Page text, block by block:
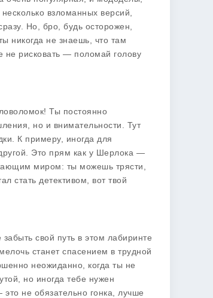
взломанных версий,
Но, бро, будь осторожен,
никогда не знаешь, что там
не рисковать — поломай голову
Ты постоянно
но и внимательности. Тут
К примеру, иногда для
Это прям как у Шерлока —
миром: ты можешь трясти,
стать детективом, вот твой
свой путь в этом лабиринте
станет спасением в трудной
неожиданно, когда ты не
но иногда тебе нужен
не обязательно гонка, лучше